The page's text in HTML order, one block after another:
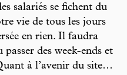
salariés se fichent du
vie de tous les jours
en rien. Il faudra
des week-ends et
à l’avenir du site…